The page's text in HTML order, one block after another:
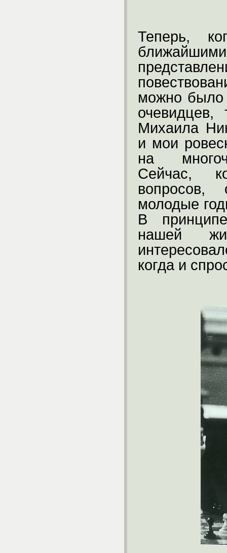
Теперь,
можно было
очевидцев,
Михаила
и мои
на
Сейчас,
молодые
В
нашей
когда и